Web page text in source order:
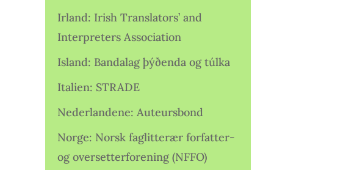
Irland: Irish Translators’ and
Interpreters Association
Island: Bandalag þýðenda og túlka
Italien: STRADE
Nederlandene: Auteursbond
Norge: Norsk faglitterær forfatter-
og oversetterforening (NFFO)